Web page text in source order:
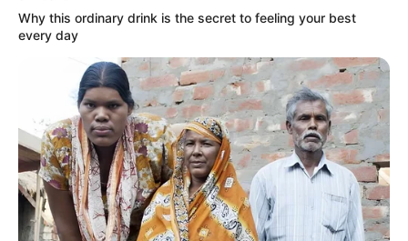
Teuku Ryan
29
fans love
VOTE
Tanggal Lahir: Tempat Lahir:
Why this ordinary drink is the secret to feeling your best
every day